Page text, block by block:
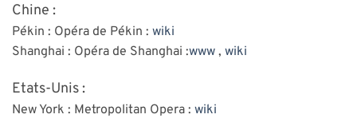
Chine :
Pékin : Opéra de Pékin : wiki
Shanghai : Opéra de Shanghai :www , wiki
Etats-Unis :
New York : Metropolitan Opera : wiki